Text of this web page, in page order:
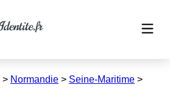
> Normandie > Seine-Maritime >